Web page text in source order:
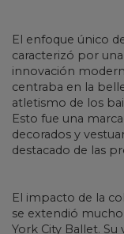
El enfoque único
caracterizó por
innovación
centraba en la
atletismo de los
Esto fue una
decorados y
destacado de las
El impacto de la
se extendió
York City Ballet.